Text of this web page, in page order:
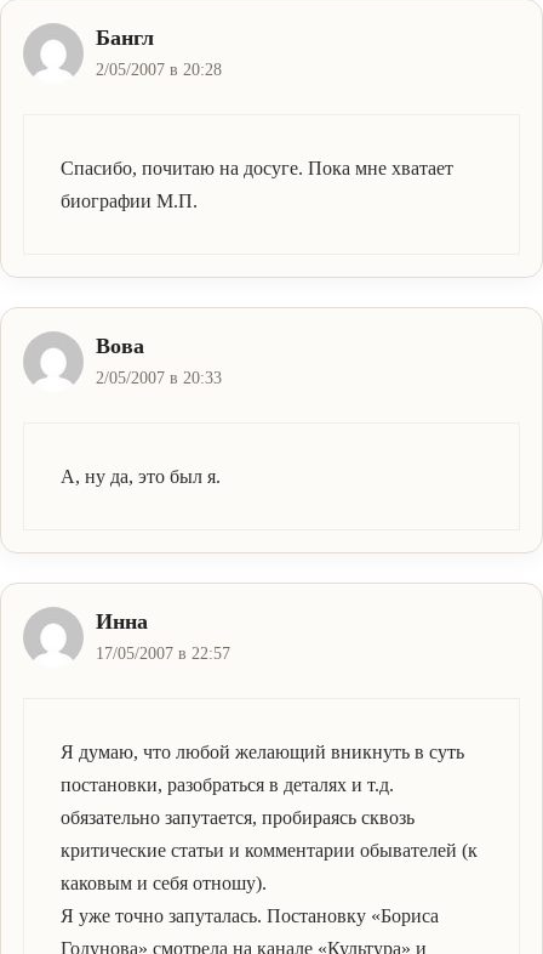
Бангл
2/05/2007 в 20:28
Спасибо, почитаю на досуге. Пока мне хватает
биографии М.П.
Вова
2/05/2007 в 20:33
А, ну да, это был я.
Инна
17/05/2007 в 22:57
Я думаю, что любой желающий вникнуть в суть
постановки, разобраться в деталях и т.д.
обязательно запутается, пробираясь сквозь
критические статьи и комментарии обывателей (к
каковым и себя отношу).
Я уже точно запуталась. Постановку «Бориса
Годунова» смотрела на канале «Культура» и